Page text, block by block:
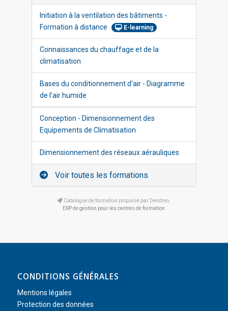
Initiation à la ventilation des bâtiments -
Formation à distance
E-learning
Connaissances du chauffage et de la
climatisation
Bases du conditionnement d'air - Diagramme
de l’air humide
Conception - Dimensionnement des
Equipements de Climatisation
Dimensionnement des réseaux aérauliques
Voir toutes les formations
Catalogue de formation propulsé par Dendreo,
ERP de gestion pour les centres de formation
CONDITIONS GÉNÉRALES
Mentions légales
Protection des données